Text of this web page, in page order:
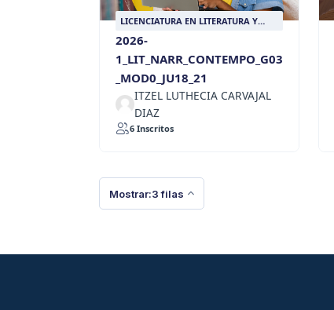
LICENCIATURA EN LITERATURA Y
2026-
1_LIT_NARR_CONTEMPO_G03
_MOD0_JU18_21
ITZEL LUTHECIA CARVAJAL
DIAZ
6 Inscritos
Mostrar:3 filas